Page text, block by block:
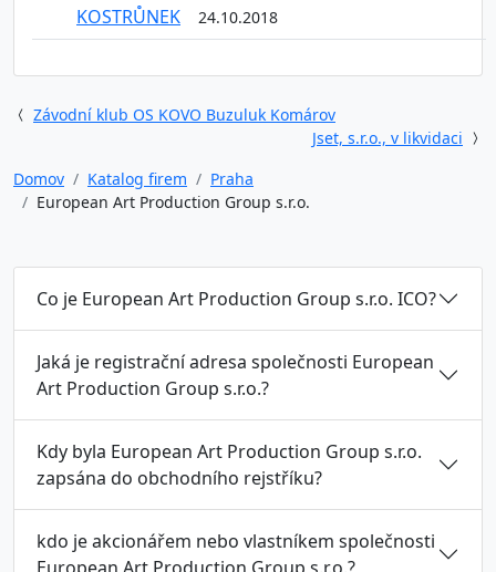
KOSTRŮNEK
24.10.2018
Závodní klub OS KOVO Buzuluk Komárov
Jset, s.r.o., v likvidaci
Domov
Katalog firem
Praha
European Art Production Group s.r.o.
Co je European Art Production Group s.r.o. ICO?
Jaká je registrační adresa společnosti European
Art Production Group s.r.o.?
Kdy byla European Art Production Group s.r.o.
zapsána do obchodního rejstříku?
kdo je akcionářem nebo vlastníkem společnosti